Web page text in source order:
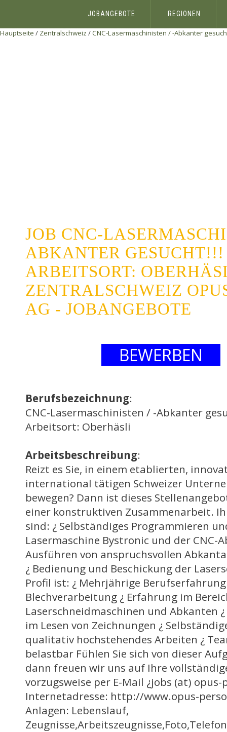
JOBANGEBOTE REGIONEN
Hauptseite / Zentralschweiz /CNC-Lasermaschinisten / -Abkanter
JOB CNC-
ABKANTER
ARBEITSORT:
ZENTRALSCHWEIZ
AG - JOBANGEBOTE
BEWERBEN
Berufsbezeichnung:
CNC-Lasermaschinisten / -Abkanter
Arbeitsort: Oberhäsli
Arbeitsbeschreibung:
Reizt es Sie, in einem etablierten,
international tätigen Schweizer
bewegen? Dann ist dieses
einer konstruktiven Zusammenarbeit.
sind: ¿ Selbständiges Programmieren
Lasermaschine Bystronic und der CNC-
Ausführen von anspruchsvollen
¿ Bedienung und Beschickung der
Profil ist: ¿ Mehrjährige
Blechverarbeitung ¿ Erfahrung im
Laserschneidmaschinen und Abkanten
im Lesen von Zeichnungen ¿
qualitativ hochstehendes Arbeiten ¿
belastbar Fühlen Sie sich von dieser
dann freuen wir uns auf Ihre
vorzugsweise per E-Mail ¿jobs (at)
Internetadresse: http://www.opus-
Anlagen: Lebenslauf,